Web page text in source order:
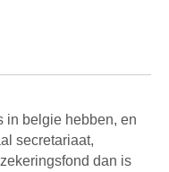
in belgie hebben, en
secretariaat,
dan is